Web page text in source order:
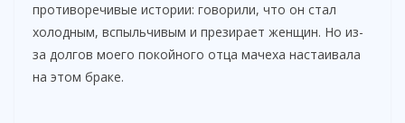
противоречивые истории: говорили, что он стал
холодным, вспыльчивым и презирает женщин. Но из-
за долгов моего покойного отца мачеха настаивала
на этом браке.